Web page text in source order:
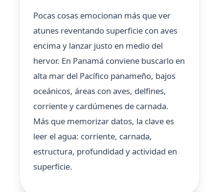
Pocas cosas emocionan más que ver
atunes reventando superficie con aves
encima y lanzar justo en medio del
hervor. En Panamá conviene buscarlo en
alta mar del Pacífico panameño, bajos
oceánicos, áreas con aves, delfines,
corriente y cardúmenes de carnada.
Más que memorizar datos, la clave es
leer el agua: corriente, carnada,
estructura, profundidad y actividad en
superficie.